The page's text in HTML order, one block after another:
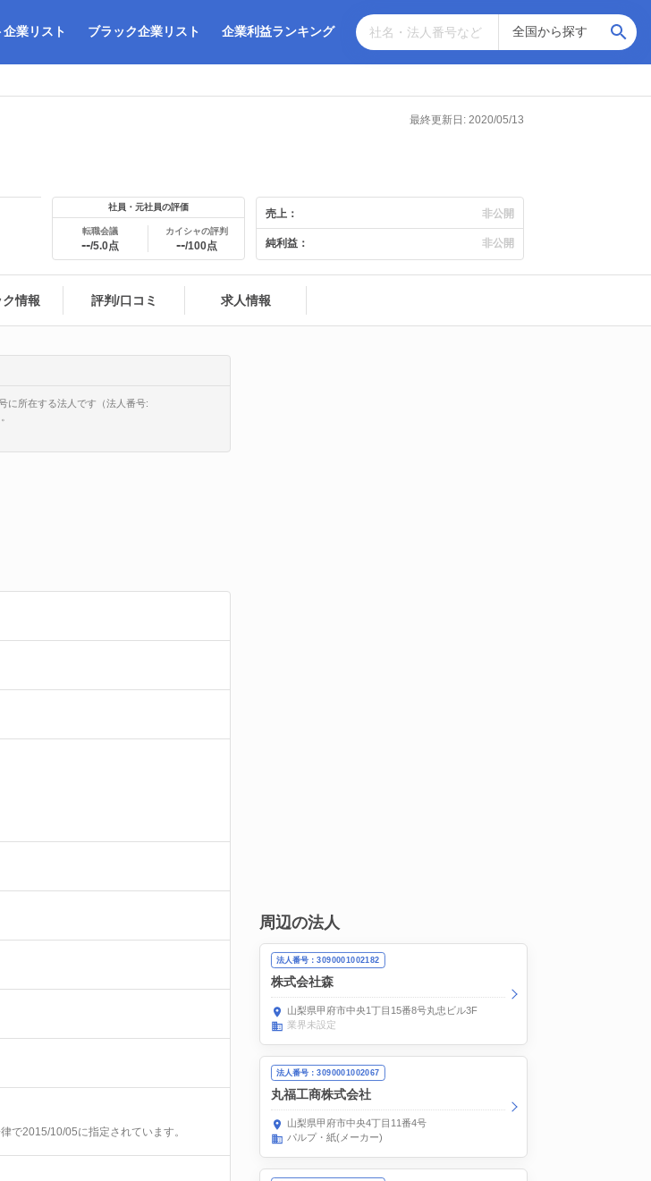
業リスト ブラック企業リスト 企業利益ランキング
最終更新日: 2020/05/13
社員・元社員の評価
転職会議
--/5.0点
カイシャの評判
--/100点
売上： 非公開
純利益： 非公開
情報 評判/口コミ 求人情報
に所在する法人です（法人番号:
で2015/10/05に指定されています。
周辺の法人
法人番号：3090001002182
株式会社森
山梨県甲府市中央1丁目15番8号丸忠ビル3F
業界未設定
法人番号：3090001002067
丸福工商株式会社
山梨県甲府市中央4丁目11番4号
パルプ・紙(メーカー)